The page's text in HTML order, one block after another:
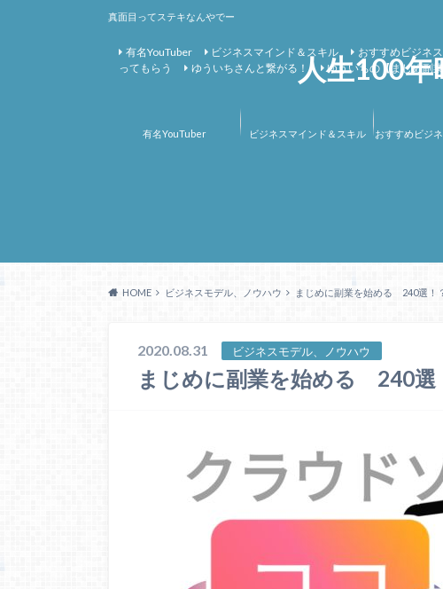
人生100
真面目ってステキなんやでー
有名YouTuber ビジネスマインド＆スキル おすすめビジネ
ってもらう
ゆういちさんと繋がる！ ゆういちの【まじめ副
有名YouTuber ビジネスマインド＆スキル おすすめビジ
HOME ビジネスモデル、ノウハウ まじめに副業を始める 240選！
2020.08.31 ビジネスモデル、ノウハウ
まじめに副業を始める 240選